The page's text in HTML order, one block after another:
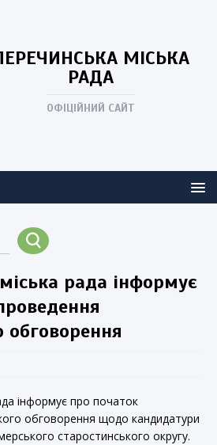
МІСЬКА
РАДА
ОФІЦІЙНИЙ САЙТ
рада інформує
обговорення
інформує про початок
обговорення щодо кандидатури
старостинського округу.